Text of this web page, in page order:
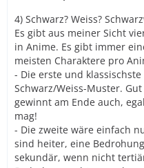
4) Schwarz? Weiss?
Es gibt aus meiner Sicht
in Anime. Es gibt immer
meisten Charaktere pro
- Die erste und
Schwarz/Weiss-Muster.
gewinnt am Ende auch,
mag!
- Die zweite wäre einfach
sind heiter, eine
sekundär, wenn nicht